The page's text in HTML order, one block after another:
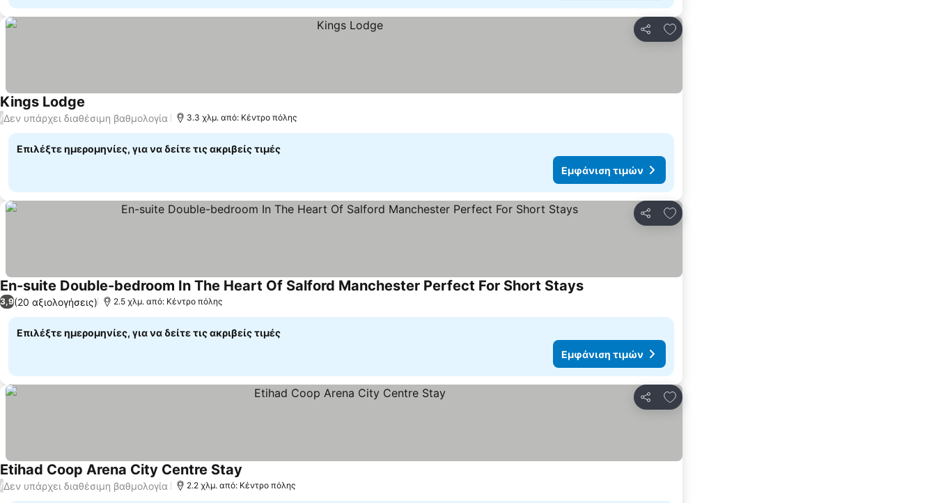
Κοινοποίηση
Προσθήκη στα αγαπημένα
Kings Lodge
/Δεν υπάρχει διαθέσιμη βαθμολογία 3.3 χλμ. από: Κέντρο πόλης
Επιλέξτε ημερομηνίες, για να δείτε τις ακριβείς τιμές
Εμφάνιση τιμών
Κοινοποίηση
Προσθήκη στα αγαπημένα
En-suite Double-bedroom In The Heart Of Salford Manchester Perfect For Short Stays
3,9(20 αξιολογήσεις) 2.5 χλμ. από: Κέντρο πόλης
Επιλέξτε ημερομηνίες, για να δείτε τις ακριβείς τιμές
Εμφάνιση τιμών
Κοινοποίηση
Προσθήκη στα αγαπημένα
Etihad Coop Arena City Centre Stay
/Δεν υπάρχει διαθέσιμη βαθμολογία 2.2 χλμ. από: Κέντρο πόλης